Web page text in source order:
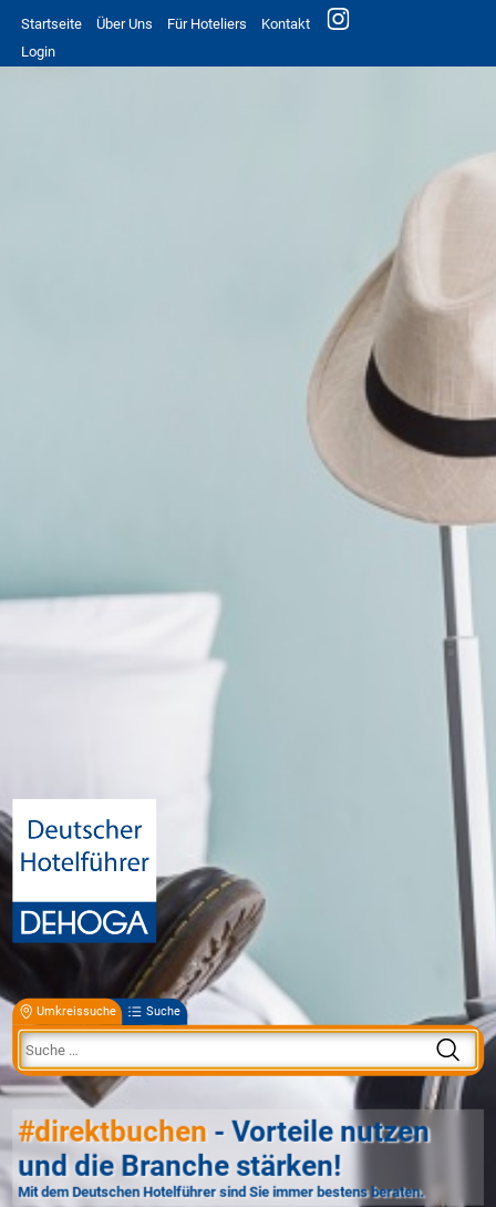
Startseite Über Uns Für Hoteliers
Kontakt
Login
Umkreissuche Suche
#direktbuchen - Vorteile nutzen
und die Branche stärken!
Mit dem Deutschen Hotelführer sind Sie immer bestens beraten.